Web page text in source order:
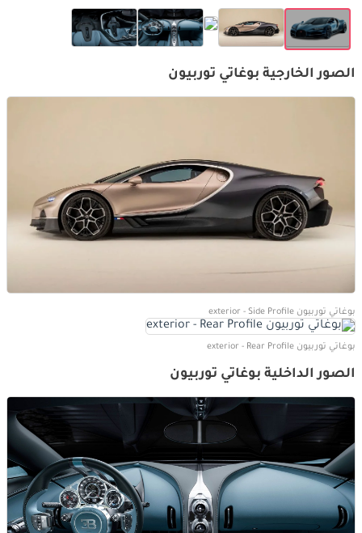
الصور الخارجية بوغاتي توربيون
بوغاتي توربيون exterior - Side Profile
بوغاتي توربيون exterior - Rear Profile
الصور الداخلية بوغاتي توربيون